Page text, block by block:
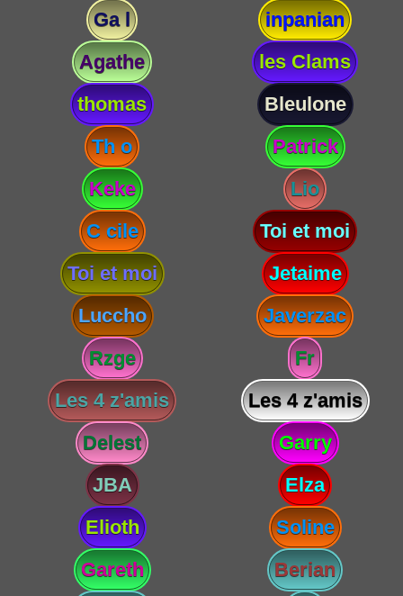
Ga l
inpanian
Agathe
les Clams
thomas
Bleulone
Th o
Patrick
Keke
Lio
C cile
Toi et moi
Toi et moi
Jetaime
Luccho
Javerzac
Rzge
Fr
Les 4 z'amis
Les 4 z'amis
Delest
Garry
JBA
Elza
Elioth
Soline
Gareth
Berian